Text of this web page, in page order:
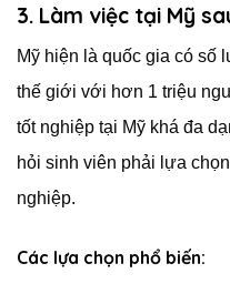
3. Làm việc tại Mỹ
Mỹ hiện là quốc gia có số
thế giới với hơn 1 triệu
tốt nghiệp tại Mỹ khá đa
hỏi sinh viên phải lựa
nghiệp.
Các lựa chọn phổ biến: